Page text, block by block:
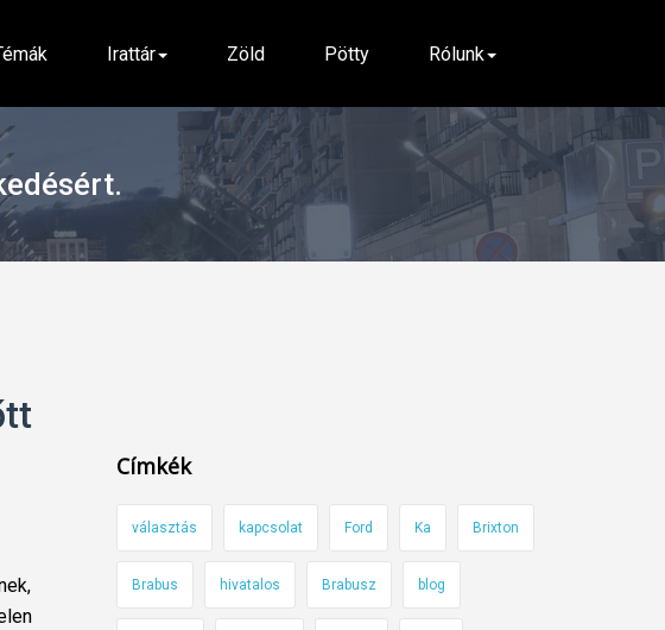
Irattár Zöld Pötty Rólunk
Címkék
választás kapcsolat Ford Ka Brixton
Brabus hivatalos Brabusz blog